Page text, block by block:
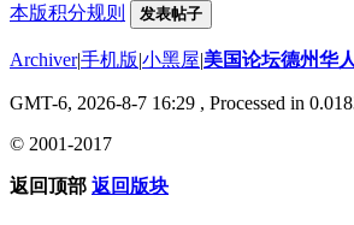
本版积分规则 发表帖子
Archiver|手机版|小黑屋|美国论坛德州华
GMT-6, 2026-8-7 16:29 , Processed in
© 2001-2017
返回顶部 返回版块